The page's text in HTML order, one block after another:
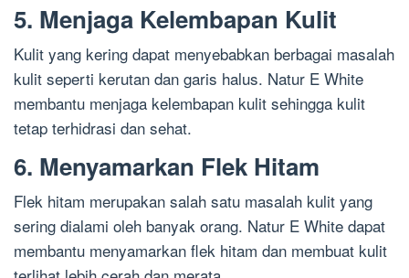
5. Menjaga Kelembapan Kulit
Kulit yang kering dapat menyebabkan berbagai masalah
kulit seperti kerutan dan garis halus. Natur E White
membantu menjaga kelembapan kulit sehingga kulit
tetap terhidrasi dan sehat.
6. Menyamarkan Flek Hitam
Flek hitam merupakan salah satu masalah kulit yang
sering dialami oleh banyak orang. Natur E White dapat
membantu menyamarkan flek hitam dan membuat kulit